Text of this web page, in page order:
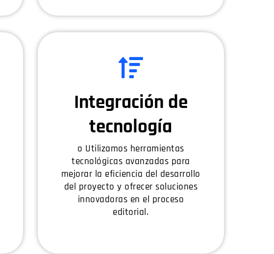
Integración de
tecnología
o Utilizamos herramientas
tecnológicas avanzadas para
mejorar la eficiencia del desarrollo
del proyecto y ofrecer soluciones
innovadoras en el proceso
editorial.